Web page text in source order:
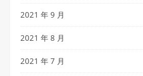
2021 年 9 月
2021 年 8 月
2021 年 7 月